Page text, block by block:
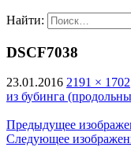
Найти:
DSCF7038
23.01.2016 2191 × 1702
из бубинга
Предыдущее
Следующее